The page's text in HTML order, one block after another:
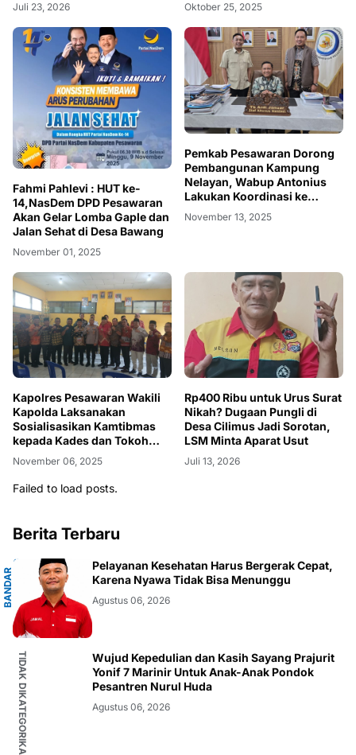
Juli 23, 2026 Oktober 25, 2025
Fahmi Pahlevi : HUT ke-
14,NasDem DPD Pesawaran
Akan Gelar Lomba Gaple dan
Jalan Sehat di Desa Bawang
November 01, 2025
Pemkab Pesawaran Dorong
Pembangunan Kampung
Nelayan, Wabup Antonius
Lakukan Koordinasi ke
Kementerian KKP
November 13, 2025
Kapolres Pesawaran Wakili
Kapolda Laksanakan
Sosialisasikan Kamtibmas
kepada Kades dan Tokoh
Masyarakat
November 06, 2025
Rp400 Ribu untuk Urus Surat
Nikah? Dugaan Pungli di
Desa Cilimus Jadi Sorotan,
LSM Minta Aparat Usut
Juli 13, 2026
Failed to load posts.
Berita Terbaru
B
A
N
D
A
R
L
A
M
P
U
N
Pelayanan Kesehatan Harus Bergerak Cepat,
Karena Nyawa Tidak Bisa Menunggu
Agustus 06, 2026
TIDAK DIKATEGORIKAN
Wujud Kepedulian dan Kasih Sayang Prajurit
Yonif 7 Marinir Untuk Anak-Anak Pondok
Pesantren Nurul Huda
Agustus 06, 2026